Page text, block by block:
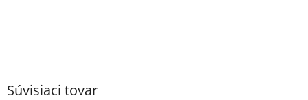
Súvisiaci tovar